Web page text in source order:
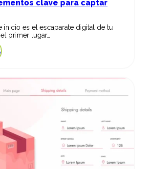
clave para captar
inicio es el escaparate digital de tu
primer lugar…